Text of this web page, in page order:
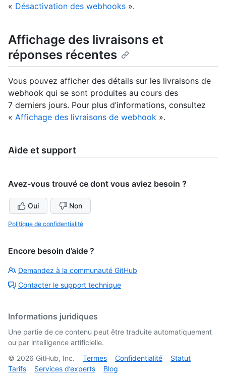
« Désactivation des webhooks ».
Affichage des livraisons et
réponses récentes
Vous pouvez afficher des détails sur les livraisons de
webhook qui se sont produites au cours des
7 derniers jours. Pour plus d’informations, consultez
« Affichage des livraisons de webhook ».
Aide et support
Avez-vous trouvé ce dont vous aviez besoin ?
Oui Non
Politique de confidentialité
Encore besoin d’aide ?
Demandez à la communauté GitHub
Contacter le support technique
Informations juridiques
Une partie de ce contenu peut être traduite automatiquement
ou par intelligence artificielle.
© 2026 GitHub, Inc. Termes Confidentialité
Statut
Tarifs
Services d’experts Blog